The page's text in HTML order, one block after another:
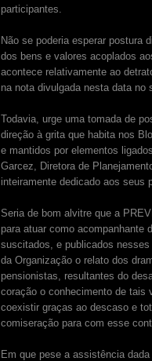
participantes.
Não se poderia esperar postura
dos bens e valores acoplados
acontece relativamente ao
na nota divulgada nesta data no
Todavia, urge uma tomada de
direção à grita que habita nos
e mantidos por elementos
Garcez, Diretora de
inteiramente dedicado aos seus
Seria de bom alvitre que a
para atuar como acompanhante
suscitados, e publicados
da Organização o relato dos
pensionistas, resultantes do
coração o conhecimento de
coexistir graças ao descaso e
comiseração para com esse
Em que pese a assistência